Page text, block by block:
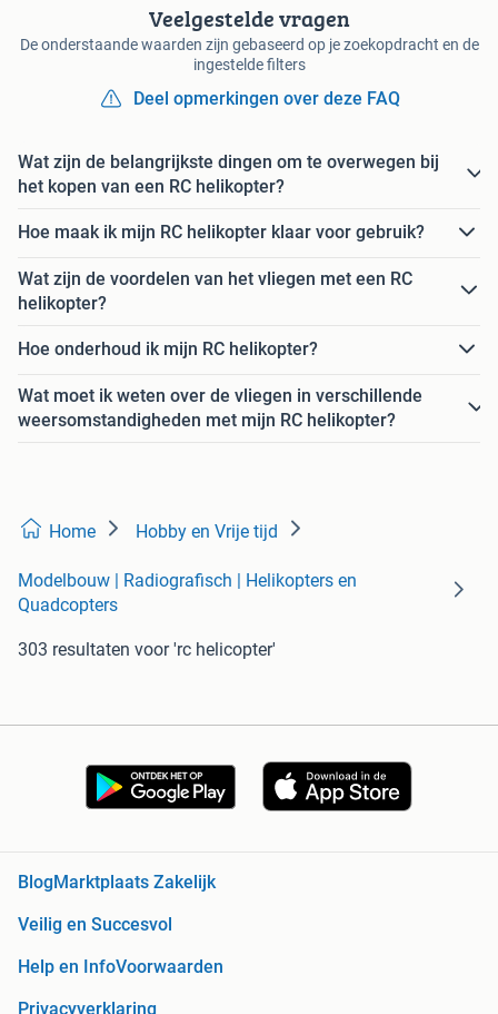
Veelgestelde vragen
De onderstaande waarden zijn gebaseerd op je zoekopdracht en de
ingestelde filters
Deel opmerkingen over deze FAQ
Wat zijn de belangrijkste dingen om te overwegen bij
het kopen van een RC helikopter?
Hoe maak ik mijn RC helikopter klaar voor gebruik?
Wat zijn de voordelen van het vliegen met een RC
helikopter?
Hoe onderhoud ik mijn RC helikopter?
Wat moet ik weten over de vliegen in verschillende
weersomstandigheden met mijn RC helikopter?
Home Hobby en Vrije tijd
Modelbouw | Radiografisch | Helikopters en
Quadcopters
303 resultaten voor 'rc helicopter'
BlogMarktplaats Zakelijk
Veilig en Succesvol
Help en InfoVoorwaarden
Privacyverklaring